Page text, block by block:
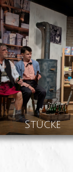
Stücke